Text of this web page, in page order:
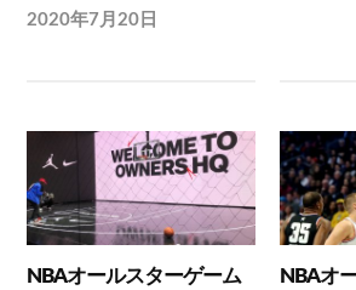
2020年7月20日
NBAオールスターゲーム
NBAオ